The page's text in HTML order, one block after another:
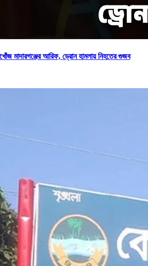
মাদারগঞ্জের আরিফ, ড্রোন হামলায় নিহতের গুজব